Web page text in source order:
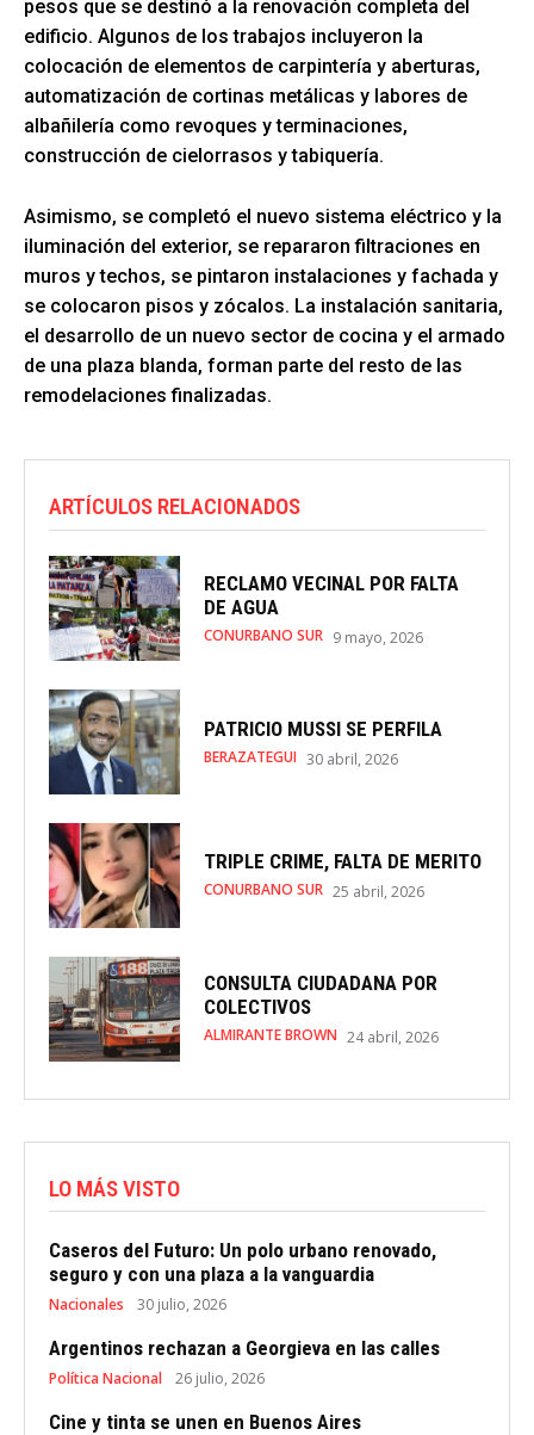
pesos que se destinó a la renovación completa del
edificio. Algunos de los trabajos incluyeron la
colocación de elementos de carpintería y aberturas,
automatización de cortinas metálicas y labores de
albañilería como revoques y terminaciones,
construcción de cielorrasos y tabiquería.
Asimismo, se completó el nuevo sistema eléctrico y la
iluminación del exterior, se repararon filtraciones en
muros y techos, se pintaron instalaciones y fachada y
se colocaron pisos y zócalos. La instalación sanitaria,
el desarrollo de un nuevo sector de cocina y el armado
de una plaza blanda, forman parte del resto de las
remodelaciones finalizadas.
ARTÍCULOS RELACIONADOS
RECLAMO VECINAL POR FALTA
DE AGUA
CONURBANO SUR 9 mayo, 2026
PATRICIO MUSSI SE PERFILA
BERAZATEGUI 30 abril, 2026
TRIPLE CRIME, FALTA DE MERITO
CONURBANO SUR 25 abril, 2026
CONSULTA CIUDADANA POR
COLECTIVOS
ALMIRANTE BROWN 24 abril, 2026
LO MÁS VISTO
Caseros del Futuro: Un polo urbano renovado,
seguro y con una plaza a la vanguardia
Nacionales 30 julio, 2026
Argentinos rechazan a Georgieva en las calles
Política Nacional 26 julio, 2026
Cine y tinta se unen en Buenos Aires